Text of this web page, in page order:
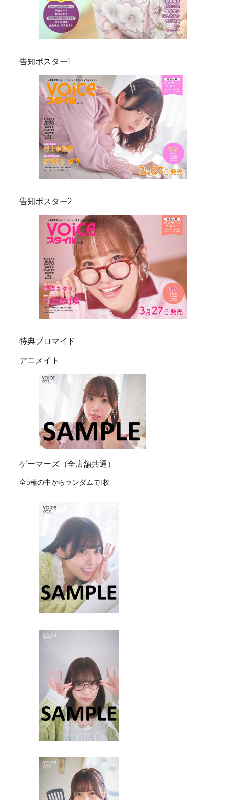
告知ポスター1
告知ポスター2
特典ブロマイド
アニメイト
ゲーマーズ（全店舗共通）
全5種の中からランダムで1枚